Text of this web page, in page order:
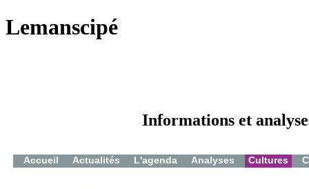
Lemanscipé
Informations et
Accueil Actualités L'agenda Analyses Cultures